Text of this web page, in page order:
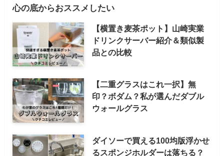
心の底からおススメしたい
【横置き麦茶ポット】山崎実業
ドリンクサーバー紹介＆類似製
品との比較
【二重グラスはこれ一択】無
印？ボダム？私が選んだダブル
ウォールグラス
ダイソーで買える100均版浮かせ
るスポンジホルダーは落ちる？